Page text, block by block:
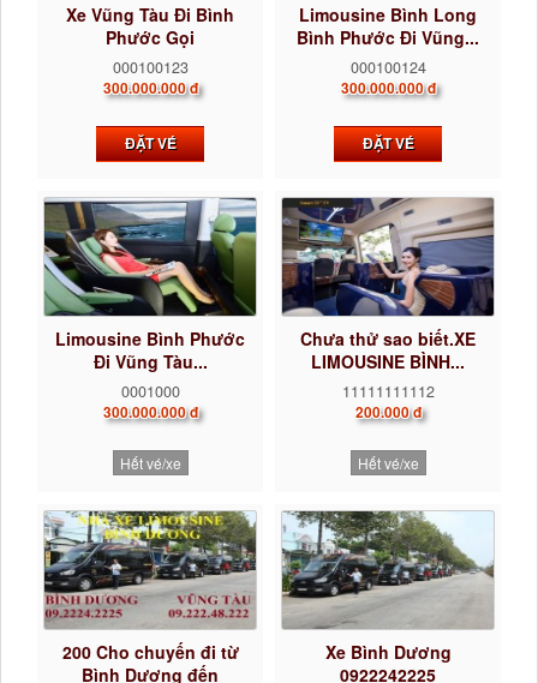
Xe Vũng Tàu Đi Bình
Phước Gọi
0922242225...
000100123
300.000.000 đ
ĐẶT VÉ
Limousine Bình Long
Bình Phước Đi Vũng...
000100124
300.000.000 đ
ĐẶT VÉ
Limousine Bình Phước
Đi Vũng Tàu...
0001000
300.000.000 đ
Hết vé/xe
Chưa thử sao biết.XE
LIMOUSINE BÌNH...
11111111112
200.000 đ
Hết vé/xe
200 Cho chuyến đi từ
Bình Dương đến
Xe Bình Dương
0922242225